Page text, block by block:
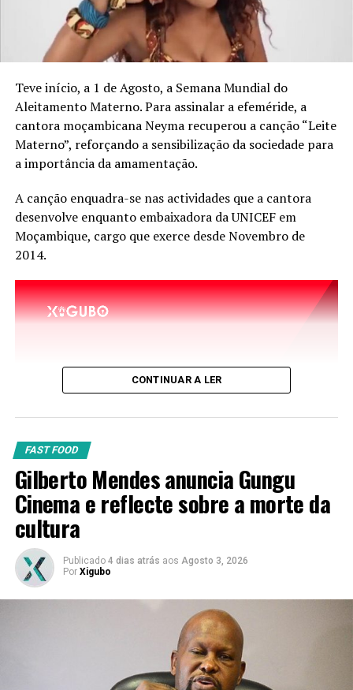
Teve início, a 1 de Agosto, a Semana Mundial do
Aleitamento Materno. Para assinalar a efeméride, a
cantora moçambicana Neyma recuperou a canção “Leite
Materno”, reforçando a sensibilização da sociedade para
a importância da amamentação.
A canção enquadra-se nas actividades que a cantora
desenvolve enquanto embaixadora da UNICEF em
Moçambique, cargo que exerce desde Novembro de
2014.
CONTINUAR A LER
FAST FOOD
Gilberto Mendes anuncia Gungu
Cinema e reflecte sobre a morte da
cultura
Publicado 4 dias atrás aos Agosto 3, 2026
Por Xigubo